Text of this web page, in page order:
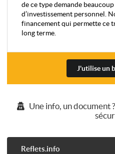
de ce type demande
d’investissement personnel.
financement qui permette ce
long terme.
J'utilise un
Une info, un document
Reflets.info